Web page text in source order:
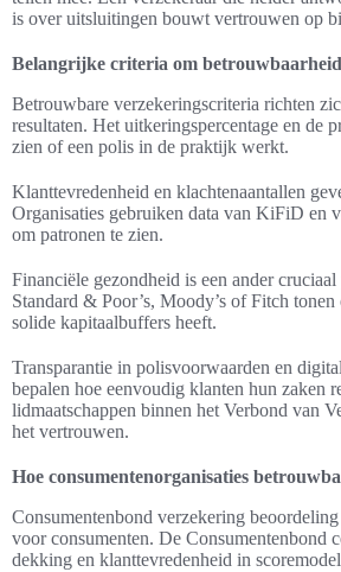
is over uitsluitingen bouwt vertrouwen op
Belangrijke criteria om
Betrouwbare verzekeringscriteria richten
resultaten. Het uitkeringspercentage en de
zien of een polis in de praktijk werkt.
Klanttevredenheid en klachtenaantallen
Organisaties gebruiken data van KiFiD en
om patronen te zien.
Financiële gezondheid is een ander
Standard & Poor’s, Moody’s of Fitch tonen
solide kapitaalbuffers heeft.
Transparantie in polisvoorwaarden en
bepalen hoe eenvoudig klanten hun zaken
lidmaatschappen binnen het Verbond van
het vertrouwen.
Hoe consumentenorganisaties
Consumentenbond verzekering
voor consumenten. De Consumentenbond
dekking en klanttevredenheid in